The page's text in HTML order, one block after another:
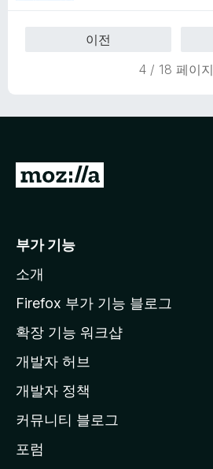
이전
4 / 18 페이지
M
l
a
페
이
지
이
동
부가 기능
소개
Firefox 부가 기능 블로그
확장 기능 워크샵
개발자 허브
개발자 정책
커뮤니티 블로그
포럼